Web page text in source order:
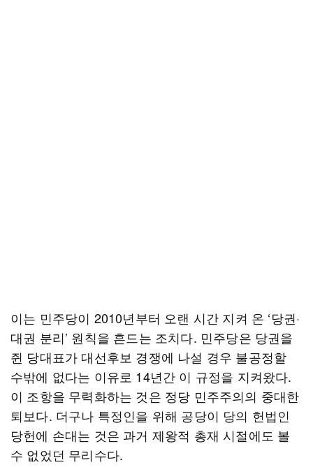
이는 민주당이 2010년부터 오랜 시간 지켜 온 ‘당권·
대권 분리’ 원칙을 흔드는 조치다. 민주당은 당권을
쥔 당대표가 대선후보 경쟁에 나설 경우 불공정할
수밖에 없다는 이유로 14년간 이 규정을 지켜왔다.
이 조항을 무력화하는 것은 정당 민주주의의 중대한
퇴보다. 더구나 특정인을 위해 공당이 당의 헌법인
당헌에 손대는 것은 과거 제왕적 총재 시절에도 볼
수 없었던 무리수다.